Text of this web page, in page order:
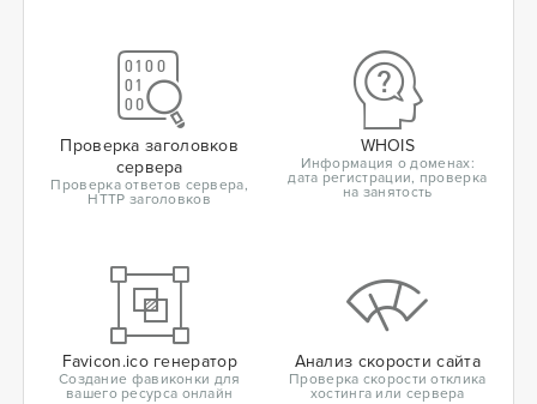
Проверка заголовков
сервера
Проверка ответов сервера,
HTTP заголовков
WHOIS
Информация о доменах:
дата регистрации, проверка
на занятость
Favicon.ico генератор
Создание фавиконки для
вашего ресурса онлайн
Анализ скорости сайта
Проверка скорости отклика
хостинга или сервера